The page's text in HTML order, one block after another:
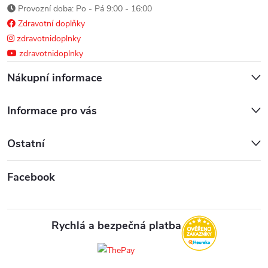
u Provozní doba: Po - Pá 9:00 - 16:00
Zdravotní doplňky
zdravotnidoplnky
zdravotnidoplnky
Nákupní informace
Informace pro vás
Ostatní
Facebook
Rychlá a bezpečná platba